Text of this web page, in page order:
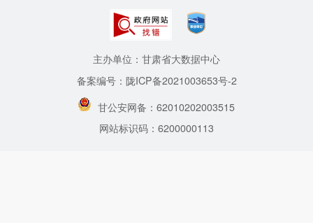
主办单位：甘肃省大数据中心
备案编号：陇ICP备2021003653号-2
甘公安网备：62010202003515
网站标识码：6200000113